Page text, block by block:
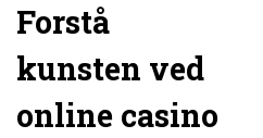
Forstå
kunsten ved
online casino